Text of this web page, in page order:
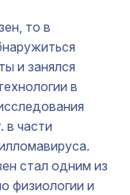
то в
и занялся
в
в части
стал одним из
физиологии и